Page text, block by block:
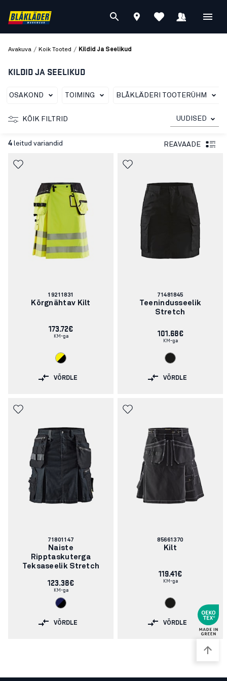
Avakuva / Koik Tooted / Kildid Ja Seelikud
KILDID JA SEELIKUD
OSAKOND TOIMING BLÅKLÄDERI TOOTERÜHM
KÕIK FILTRID UUDISED
4 leitud variandid REAVAADE
Artikli
number:
19211831
Kõrgnähtav Kilt
173.72€
KM-ga
VÕRDLE
Artikli
number:
71481845
Teenindusseelik
Stretch
101.68€
KM-ga
VÕRDLE
Artikli
number:
71801147
Naiste
Ripptaskuterga
Teksaseelik Stretch
123.38€
KM-ga
VÕRDLE
Artikli
number:
85661370
Kilt
119.41€
KM-ga
VÕRDLE